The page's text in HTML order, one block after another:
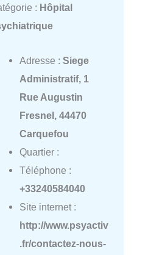
: Hôpital
Adresse : Siege
Administratif, 1
Rue Augustin
Fresnel, 44470
Carquefou
Quartier :
Téléphone :
+33240584040
Site internet :
http://www.psyactiv
.fr/contactez-nous-